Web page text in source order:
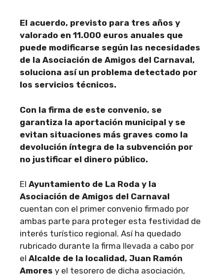
El acuerdo, previsto para tres años y
valorado en 11.000 euros anuales que
puede modificarse según las necesidades
de la Asociación de Amigos del Carnaval,
soluciona así un problema detectado por
los servicios técnicos.
Con la firma de este convenio, se
garantiza la aportación municipal y se
evitan situaciones más graves como la
devolución íntegra de la subvención por
no justificar el dinero público.
El Ayuntamiento de La Roda y la
Asociación de Amigos del Carnaval
cuentan con el primer convenio firmado por
ambas parte para proteger esta festividad de
interés turístico regional. Así ha quedado
rubricado durante la firma llevada a cabo por
el Alcalde de la localidad, Juan Ramón
Amores y el tesorero de dicha asociación,